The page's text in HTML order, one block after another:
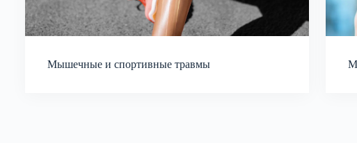
Мышечные и спортивные травмы